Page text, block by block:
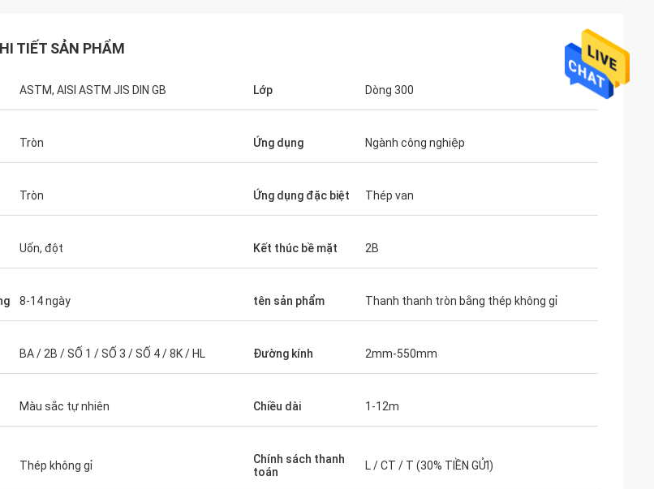
TIẾT SẢN PHẨM
ASTM, AISI ASTM JIS DIN GB Lớp Dòng 300
Tròn Ứng dụng Ngành công nghiệp
Tròn Ứng dụng đặc biệt Thép van
Uốn, đột Kết thúc bề mặt 2B
8-14 ngày tên sản phẩm Thanh thanh tròn bằng thép không gỉ
BA / 2B / SỐ 1 / SỐ 3 / SỐ 4 / 8K / HL Đường kính 2mm-550mm
Màu sắc tự nhiên Chiều dài 1-12m
Thép không gỉ
Chính sách thanh
toán
L / CT / T (30% TIỀN GỬI)